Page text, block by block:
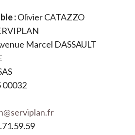
:Olivier CATAZZO
Marcel DASSAULT
00032